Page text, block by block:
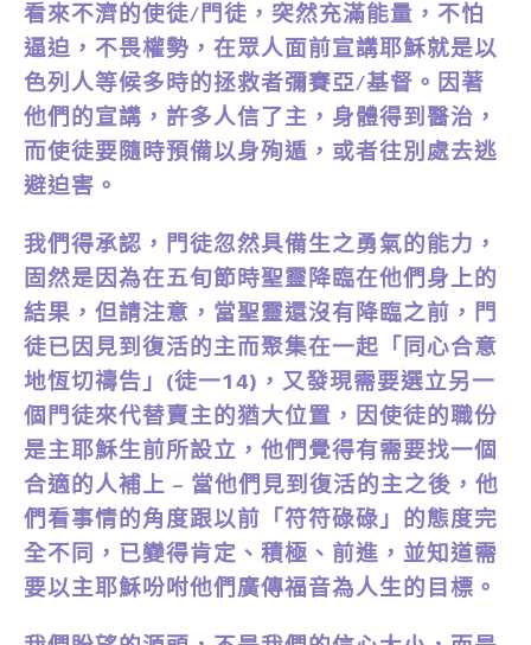
看來不濟的使徒/門徒，突然充滿能量，不怕
逼迫，不畏權勢，在眾人面前宣講耶穌就是以
色列人等候多時的拯救者彌賽亞/基督。因著
他們的宣講，許多人信了主，身體得到醫治，
而使徒要隨時預備以身殉遁，或者往別處去逃
避迫害。
我們得承認，門徒忽然具備生之勇氣的能力，
固然是因為在五旬節時聖靈降臨在他們身上的
結果，但請注意，當聖靈還沒有降臨之前，門
徒已因見到復活的主而聚集在一起「同心合意
地恆切禱告」(徒一14)，又發現需要選立另一
個門徒來代替賣主的猶大位置，因使徒的職份
是主耶穌生前所設立，他們覺得有需要找一個
合適的人補上 – 當他們見到復活的主之後，他
們看事情的角度跟以前「符符碌碌」的態度完
全不同，已變得肯定、積極、前進，並知道需
要以主耶穌吩咐他們廣傳福音為人生的目標。